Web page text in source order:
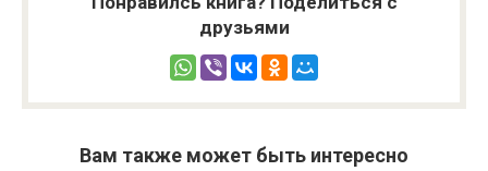
друзьями
Вам также может быть интересно